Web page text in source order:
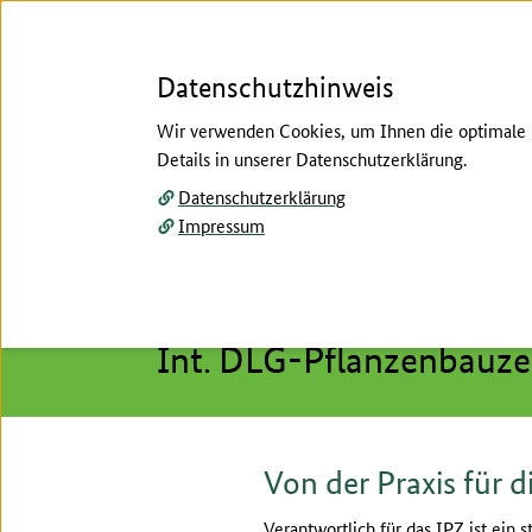
Menü
Int. DLG-
Von der Praxis für
Datenschutzhinweis
Wir verwenden Cookies, um Ihnen die
Details in unserer Datenschutzerklärung.
Datenschutzerklärung
Impressum